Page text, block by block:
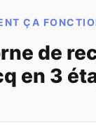
ÇA
de
en 3